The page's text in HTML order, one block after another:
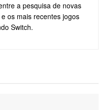
a pesquisa de novas
os mais recentes jogos
Switch.